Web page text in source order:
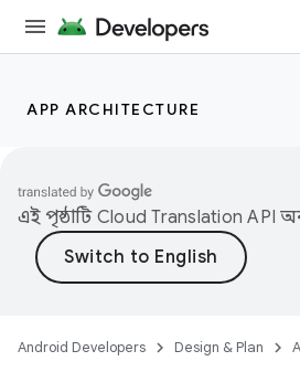
APP ARCHITECTURE
এই পৃষ্ঠাটি Cloud Translation API
Android Developers Design & Plan